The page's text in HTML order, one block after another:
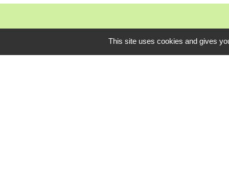
This site uses cookies and gives